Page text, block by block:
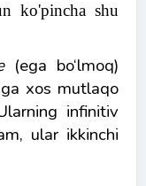
ko'pincha shu
(ega bo‘lmoq)
xos mutlaqo
infinitiv
ular ikkinchi